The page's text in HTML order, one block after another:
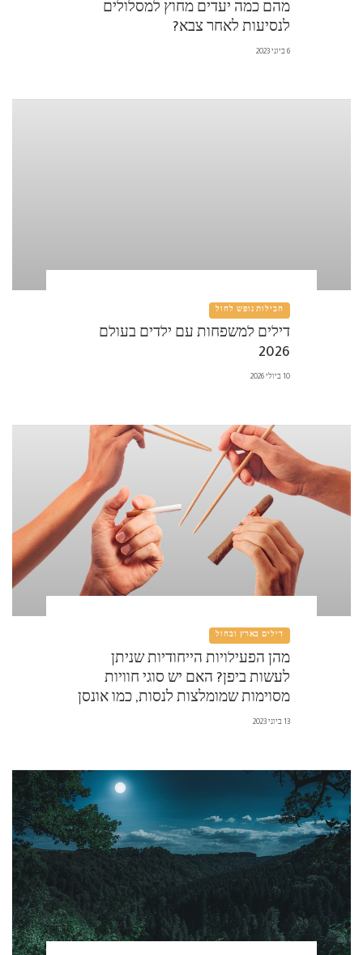
מהם כמה יעדים מחוץ למסלולים
לנסיעות לאחר צבא?
6 ביוני 2023
חבילות נופש לחול
דילים למשפחות עם ילדים בעולם
2026
10 ביולי 2026
דילים בארץ ובחול
מהן הפעילויות הייחודיות שניתן
לעשות ביפן? האם יש סוגי חוויות
מסוימות שמומלצות לנסות, כמו אונסן
(מרכזי חום מים) או סושי
13 ביוני 2023